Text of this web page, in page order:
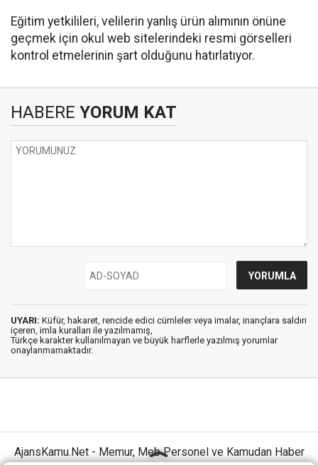
Eğitim yetkilileri, velilerin yanlış ürün alımının önüne
geçmek için okul web sitelerindeki resmi görselleri
kontrol etmelerinin şart olduğunu hatırlatıyor.
HABERE YORUM KAT
UYARI: Küfür, hakaret, rencide edici cümleler veya imalar, inançlara saldırı
içeren, imla kuralları ile yazılmamış,
Türkçe karakter kullanılmayan ve büyük harflerle yazılmış yorumlar
onaylanmamaktadır.
AjansKamu.Net - Memur, Meb Personel ve Kamudan Haber